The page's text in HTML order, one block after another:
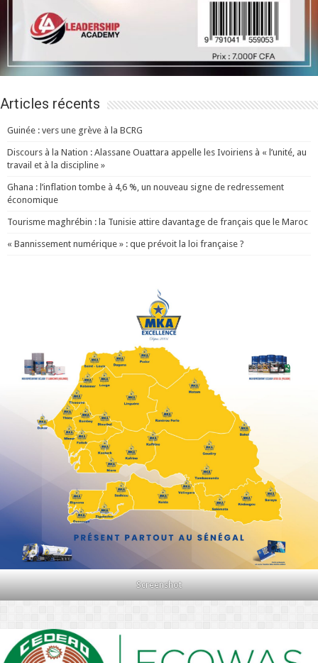
Articles récents
Guinée : vers une grève à la BCRG
Discours à la Nation : Alassane Ouattara appelle les Ivoiriens à « l’unité, au
travail et à la discipline »
Ghana : l’inflation tombe à 4,6 %, un nouveau signe de redressement
économique
Tourisme maghrébin : la Tunisie attire davantage de français que le Maroc
« Bannissement numérique » : que prévoit la loi française ?
Screenshot